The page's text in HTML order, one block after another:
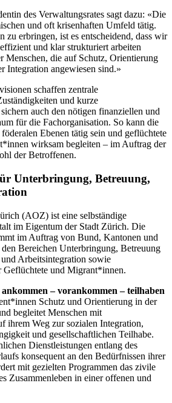
des Verwaltungsrates sagt dazu: «Die
und oft krisenhaften Umfeld tätig.
zu erbringen, ist es entscheidend, dass wir
und klar strukturiert arbeiten
Menschen, die auf Schutz, Orientierung
Integration angewiesen sind.»
schaffen zentrale
und kurze
auch den nötigen finanziellen und
für die Fachorganisation. So kann die
Ebenen tätig sein und geflüchtete
wirksam begleiten – im Auftrag der
der Betroffenen.
Unterbringung, Betreuung,
(AOZ) ist eine selbständige
im Eigentum der Stadt Zürich. Die
im Auftrag von Bund, Kantonen und
Bereichen Unterbringung, Betreuung
Arbeitsintegration sowie
Geflüchtete und Migrant*innen.
ankommen – vorankommen – teilhaben
Schutz und Orientierung in der
begleitet Menschen mit
ihrem Weg zur sozialen Integration,
und gesellschaftlichen Teilhabe.
Dienstleistungen entlang des
konsequent an den Bedürfnissen ihrer
mit gezielten Programmen das zivile
Zusammenleben in einer offenen und